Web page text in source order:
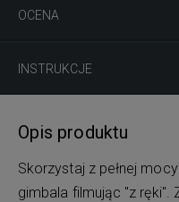
OCENA
INSTRUKCJE
Opis produktu
Skorzystaj z pełnej
gimbala filmując "z ręki".